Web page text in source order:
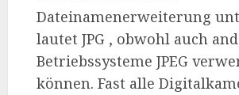
Dateinamenerweiterung
lautet JPG , obwohl auch
Betriebssysteme JPEG
können. Fast alle